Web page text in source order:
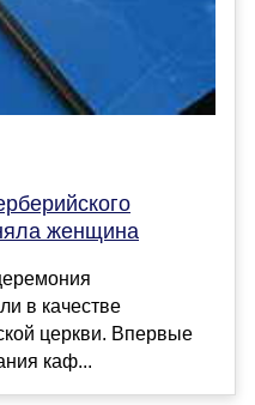
женщина
в качестве
церкви. Впервые
каф...